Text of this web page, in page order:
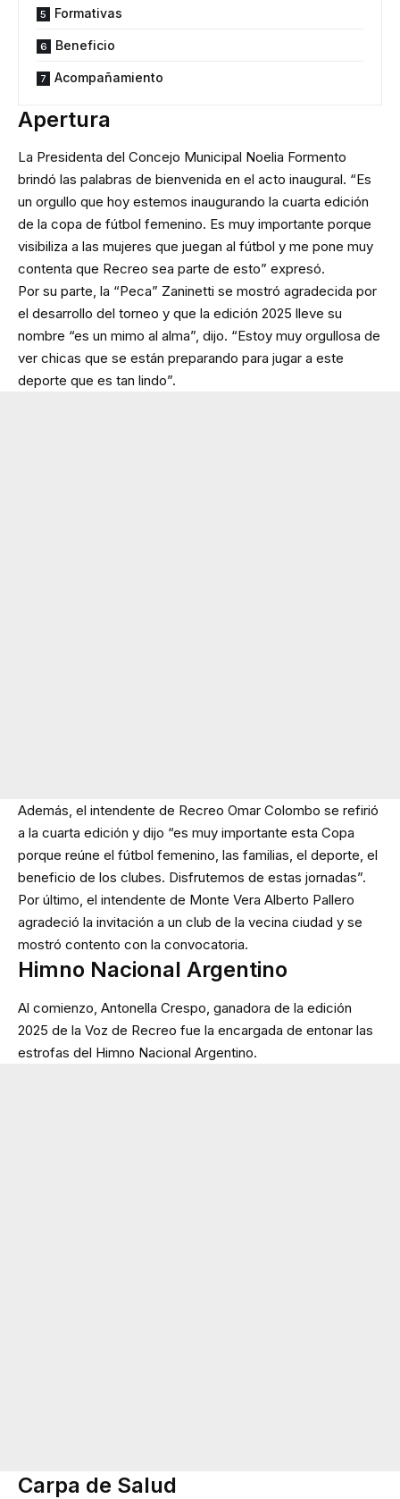
Formativas
Beneficio
Acompañamiento
Apertura
La Presidenta del Concejo Municipal Noelia Formento
brindó las palabras de bienvenida en el acto inaugural. “Es
un orgullo que hoy estemos inaugurando la cuarta edición
de la copa de fútbol femenino. Es muy importante porque
visibiliza a las mujeres que juegan al fútbol y me pone muy
contenta que Recreo sea parte de esto” expresó.
Por su parte, la “Peca” Zaninetti se mostró agradecida por
el desarrollo del torneo y que la edición 2025 lleve su
nombre “es un mimo al alma”, dijo. “Estoy muy orgullosa de
ver chicas que se están preparando para jugar a este
deporte que es tan lindo”.
Además, el intendente de Recreo Omar Colombo se refirió
a la cuarta edición y dijo “es muy importante esta Copa
porque reúne el fútbol femenino, las familias, el deporte, el
beneficio de los clubes. Disfrutemos de estas jornadas”.
Por último, el intendente de Monte Vera Alberto Pallero
agradeció la invitación a un club de la vecina ciudad y se
mostró contento con la convocatoria.
Himno Nacional Argentino
Al comienzo, Antonella Crespo, ganadora de la edición
2025 de la Voz de Recreo fue la encargada de entonar las
estrofas del Himno Nacional Argentino.
Carpa de Salud